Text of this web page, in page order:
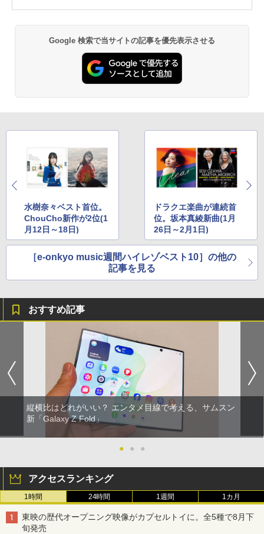
Google 検索で当サイトの記事を優先表示させる
水樹奈々ベスト首位。
ChouCho新作が2位(1
月12日～18日)
ドラクエ楽曲が連続首
位。坂本真綾新曲(1月
26日～2月1日)
［e-onkyo music週間ハイレゾベスト10］の他の
記事を見る
おすすめ記事
縦横比はどれがいい？ エンタメ目線で考える、サムスン
新「Galaxy Z Fold」
● ● ●
アクセスランキング
1時間 24時間 1週間 1カ月
東映の歴代オープニング映像がカプセルトイに。全5種で8月下
旬発売